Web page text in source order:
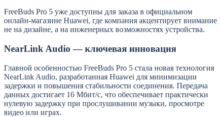
FreeBuds Pro 5 уже доступны для заказа в официальном
онлайн-магазине Huawei, где компания акцентирует внимание
не на дизайне, а на инженерных возможностях устройства.
NearLink Audio — ключевая инновация
Главной особенностью FreeBuds Pro 5 стала новая технология
NearLink Audio, разработанная Huawei для минимизации
задержки и повышения стабильности соединения. Передача
данных достигает 16 Мбит/с, что обеспечивает практически
нулевую задержку при прослушивании музыки, просмотре
видео или играх.